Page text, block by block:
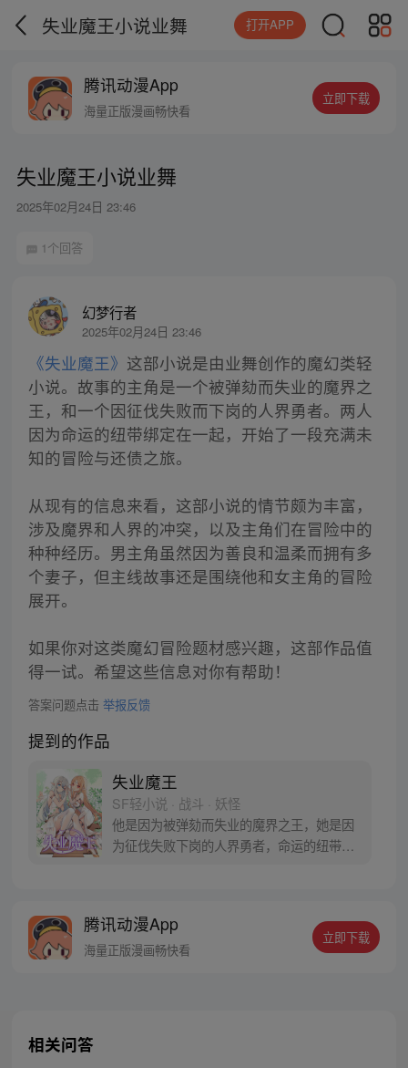
失业魔王小说业舞 打开APP
腾讯动漫App
海量正版漫画畅快看
立即下载
失业魔王小说业舞
2025年02月24日 23:46
1个回答
幻梦行者
2025年02月24日 23:46
《失业魔王》 这部小说是由业舞创作的魔幻类轻
小说。故事的主角是一个被弹劾而失业的魔界之
王，和一个因征伐失败而下岗的人界勇者。两人
因为命运的纽带绑定在一起，开始了一段充满未
知的冒险与还债之旅。
从现有的信息来看，这部小说的情节颇为丰富，
涉及魔界和人界的冲突，以及主角们在冒险中的
种种经历。男主角虽然因为善良和温柔而拥有多
个妻子，但主线故事还是围绕他和女主角的冒险
展开。
如果你对这类魔幻冒险题材感兴趣，这部作品值
得一试。希望这些信息对你有帮助！
答案问题点击 举报反馈
提到的作品
失业魔王
SF轻小说 · 战斗 · 妖怪
他是因为被弹劾而失业的魔界之王，她是因
为征伐失败下岗的人界勇者，命运的纽带将
腾讯动漫App
海量正版漫画畅快看
立即下载
相关问答